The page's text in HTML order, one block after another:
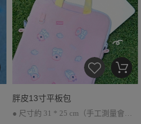
胖皮13寸平板包
● 尺寸約 31 * 25 cm（手工測量會有